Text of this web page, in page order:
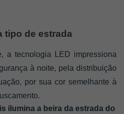
tipo de estrada
a tecnologia LED impressiona
à noite, pela distribuição
por sua cor semelhante à
ilumina a beira da estrada do